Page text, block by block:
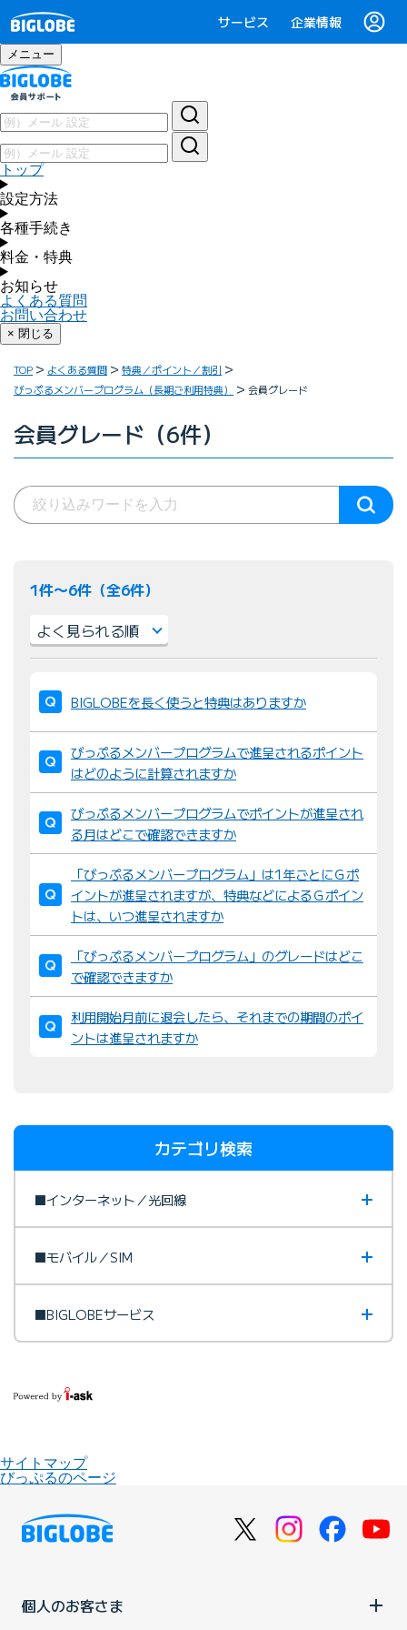
サービス 企業情報
メニュー
トップ
設定方法
各種手続き
料金・特典
お知らせ
よくある質問
お問い合わせ
× 閉じる
TOP よくある質問
特典／ポイント／割引
びっぷるメンバープログラム（長期ご利用特典）
会員グレード
会員グレード（6件）
1件〜6件（全6件）
び
替
え
：
BIGLOBEを長く使うと特典はありますか
びっぷるメンバープログラムで進呈されるポイント
はどのように計算されますか
びっぷるメンバープログラムでポイントが進呈され
る月はどこで確認できますか
「びっぷるメンバープログラム」は1年ごとにＧポ
イントが進呈されますが、特典などによるＧポイン
トは、いつ進呈されますか
「びっぷるメンバープログラム」のグレードはどこ
で確認できますか
利用開始月前に退会したら、それまでの期間のポイ
ントは進呈されますか
カテゴリ検索
■インターネット／光回線
■モバイル／SIM
■BIGLOBEサービス
サイトマップ
びっぷるのページ
個人のお客さま